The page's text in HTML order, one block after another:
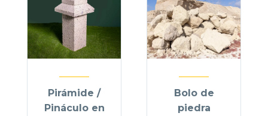
Pirámide /
Pináculo en
Bolo de
piedra